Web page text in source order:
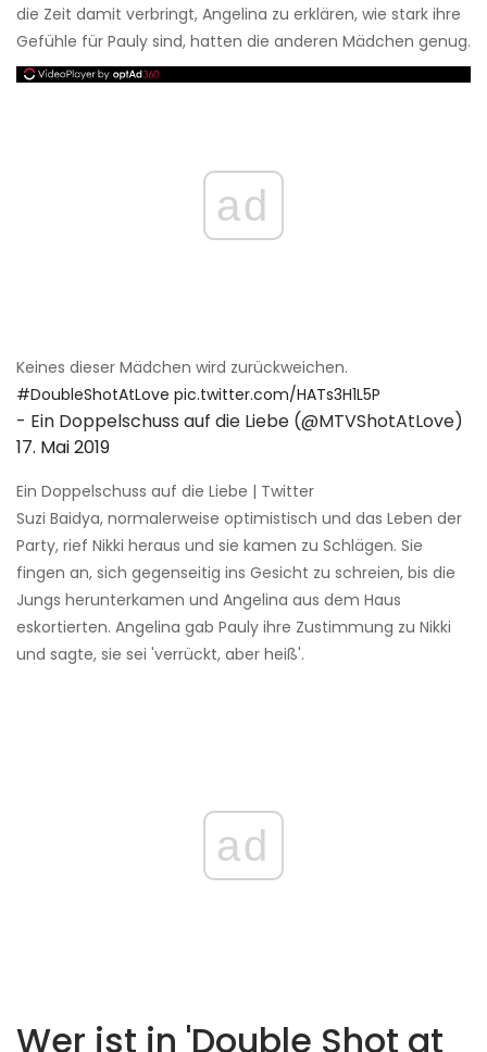
die Zeit damit verbringt, Angelina zu erklären, wie stark ihre
Gefühle für Pauly sind, hatten die anderen Mädchen genug.
ad
Keines dieser Mädchen wird zurückweichen.
#DoubleShotAtLove pic.twitter.com/HATs3H1L5P
- Ein Doppelschuss auf die Liebe (@MTVShotAtLove)
17. Mai 2019
Ein Doppelschuss auf die Liebe | Twitter
Suzi Baidya, normalerweise optimistisch und das Leben der
Party, rief Nikki heraus und sie kamen zu Schlägen. Sie
fingen an, sich gegenseitig ins Gesicht zu schreien, bis die
Jungs herunterkamen und Angelina aus dem Haus
eskortierten. Angelina gab Pauly ihre Zustimmung zu Nikki
und sagte, sie sei 'verrückt, aber heiß'.
ad
Wer ist in 'Double Shot at